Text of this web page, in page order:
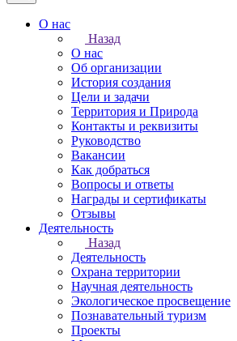
О нас
Назад
О нас
Об организации
История создания
Цели и задачи
Территория и Природа
Контакты и реквизиты
Руководство
Вакансии
Как добраться
Вопросы и ответы
Награды и сертификаты
Отзывы
Деятельность
Назад
Деятельность
Охрана территории
Научная деятельность
Экологическое просвещение
Познавательный туризм
Проекты